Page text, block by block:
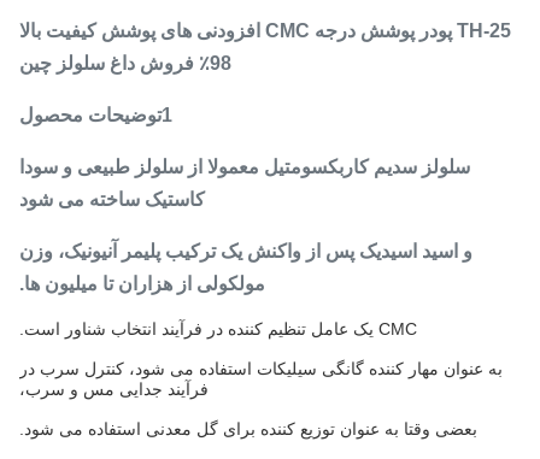
TH-25 پودر پوشش درجه CMC افزودنی های پوشش کیفیت بالا
98٪ فروش داغ سلولز چین
1توضیحات محصول
سلولز سدیم کاربکسومتیل معمولا از سلولز طبیعی و سودا
کاستیک ساخته می شود
و اسید اسیدیک پس از واکنش یک ترکیب پلیمر آنیونیک، وزن
مولکولی از هزاران تا میلیون ها.
CMC یک عامل تنظیم کننده در فرآیند انتخاب شناور است.
به عنوان مهار کننده گانگی سیلیکات استفاده می شود، کنترل سرب در
فرآیند جدایی مس و سرب،
بعضی وقتا به عنوان توزیع کننده برای گل معدنی استفاده می شود.